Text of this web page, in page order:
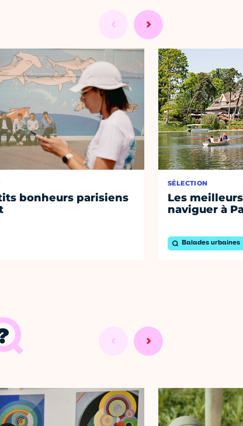
bonheurs parisiens
SÉLECTION
Les
naviguer à
Balades urbaines